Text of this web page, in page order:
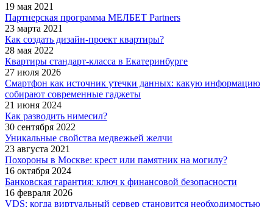
19 мая 2021
Партнерская программа МЕЛБЕТ Partners
23 марта 2021
Как создать дизайн-проект квартиры?
28 мая 2022
Квартиры стандарт-класса в Екатеринбурге
27 июля 2026
Смартфон как источник утечки данных: какую информацию
собирают современные гаджеты
21 июня 2024
Как разводить нимесил?
30 сентября 2022
Уникальные свойства медвежьей желчи
23 августа 2021
Похороны в Москве: крест или памятник на могилу?
16 октября 2024
Банковская гарантия: ключ к финансовой безопасности
16 февраля 2026
VDS: когда виртуальный сервер становится необходимостью